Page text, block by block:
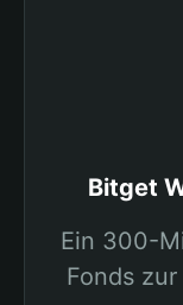
Bitget
Ein 300-
Fonds